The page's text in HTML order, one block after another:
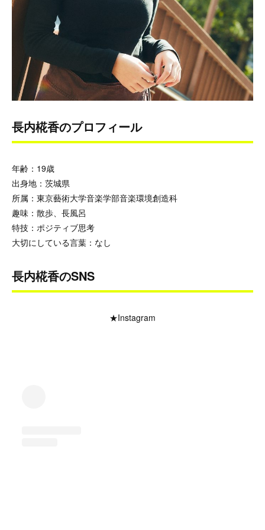
長内椛香のプロフィール
年齢：19歳
出身地：茨城県
所属：東京藝術大学音楽学部音楽環境創造科
趣味：散歩、長風呂
特技：ポジティブ思考
大切にしている言葉：なし
長内椛香のSNS
★Instagram